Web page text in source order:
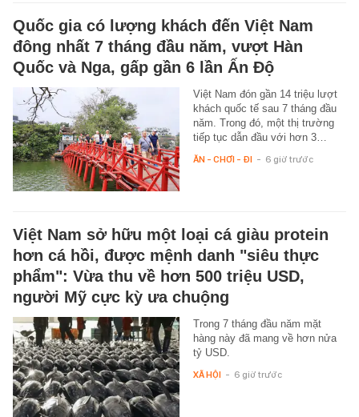
Quốc gia có lượng khách đến Việt Nam
đông nhất 7 tháng đầu năm, vượt Hàn
Quốc và Nga, gấp gần 6 lần Ấn Độ
Việt Nam đón gần 14 triệu lượt
khách quốc tế sau 7 tháng đầu
năm. Trong đó, một thị trường
tiếp tục dẫn đầu với hơn 3…
ĂN - CHƠI - ĐI - 6 giờ trước
Việt Nam sở hữu một loại cá giàu protein
hơn cá hồi, được mệnh danh "siêu thực
phẩm": Vừa thu về hơn 500 triệu USD,
người Mỹ cực kỳ ưa chuộng
Trong 7 tháng đầu năm mặt
hàng này đã mang về hơn nửa
tỷ USD.
XÃ HỘI - 6 giờ trước